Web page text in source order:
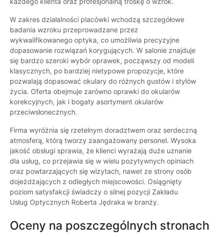
W zakres działalności placówki wchodzą szczegółowe
badania wzroku przeprowadzane przez
wykwalifikowanego optyka, co umożliwia precyzyjne
dopasowanie rozwiązań korygujących. W salonie znajduje
się bardzo szeroki wybór oprawek, począwszy od modeli
klasycznych, po bardziej nietypowe propozycje, które
pozwalają dopasować okulary do różnych gustów i stylów
życia. Oferta obejmuje zarówno oprawki do okularów
korekcyjnych, jak i bogaty asortyment okularów
przeciwsłonecznych.
Firma wyróżnia się rzetelnym doradztwem oraz serdeczną
atmosferą, którą tworzy zaangażowany personel. Wysoka
jakość obsługi sprawia, że klienci wyrażają duże uznanie
dla usług, co przejawia się w wielu pozytywnych opiniach
oraz powtarzających się wizytach, nawet ze strony osób
dojeżdżających z odległych miejscowości. Osiągnięty
poziom satysfakcji świadczy o silnej pozycji Zakładu
Usług Optycznych Roberta Jędraka w branży.
Oceny na poszczególnych stronach